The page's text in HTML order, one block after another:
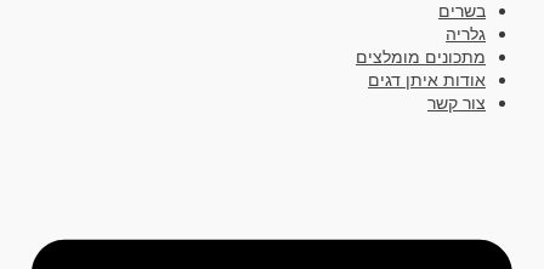
בשרים
גלריה
מתכונים מומלצים
אודות איתן דגים
צור קשר